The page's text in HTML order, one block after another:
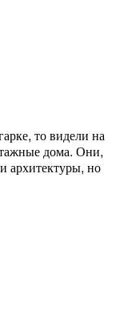
то видели на
дома. Они,
архитектуры, но